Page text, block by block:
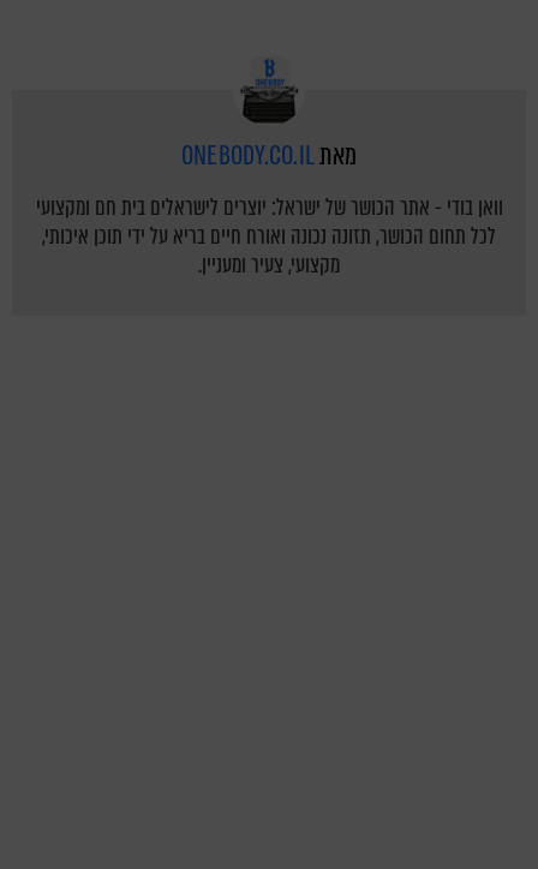
מאתONEBODY.CO.IL
וואן בודי - אתר הכושר של ישראל: יוצרים לישראלים בית חם ומקצועי
לכל תחום הכושר, תזונה נכונה ואורח חיים בריא על ידי תוכן איכותי,
מקצועי, צעיר ומעניין.